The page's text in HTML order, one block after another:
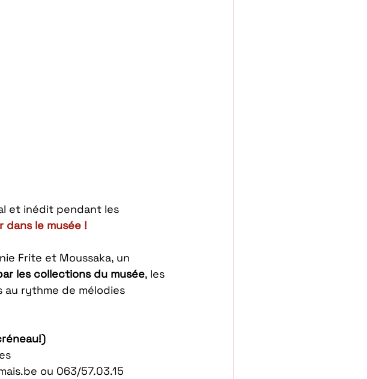
et inédit pendant les
dans le musée !
Frite et Moussaka, un
les collections du musée, les
rythme de mélodies
ou 063/57.03.15